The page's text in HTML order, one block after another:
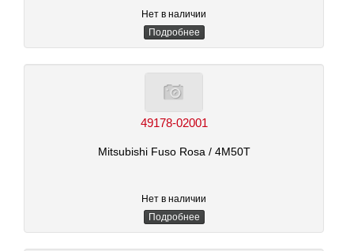
Нет в наличии
Подробнее
49178-02001
Mitsubishi Fuso Rosa / 4M50T
Нет в наличии
Подробнее